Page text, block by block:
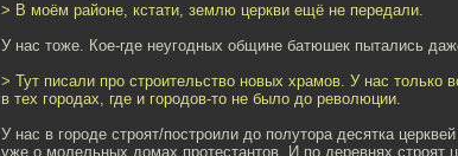
> В моём районе, кстати, землю церкви ещё не передали.
У нас тоже. Кое-где неугодных общине батюшек пытались
> Тут писали про строительство новых храмов. У нас
в тех городах, где и городов-то не было до революции.
У нас в городе строят/построили до полутора десятка
уже о молельных домах протестантов. И по деревнях строят